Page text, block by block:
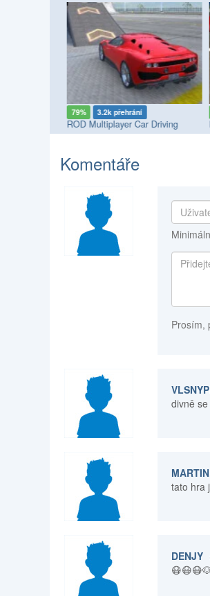
79% 3.2k přehrání
ROD Multiplayer Car Driving
Komentáře
Prosím,
divně
tato hra
DENJY